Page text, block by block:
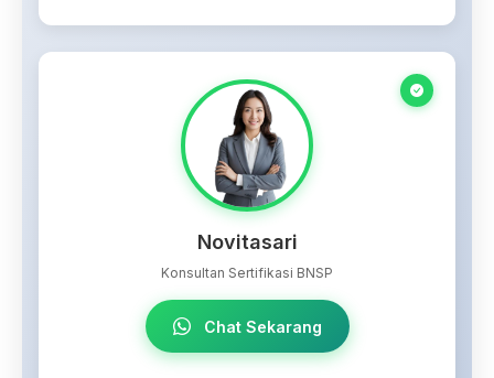
Novitasari
Konsultan Sertifikasi BNSP
Chat Sekarang